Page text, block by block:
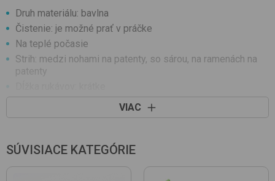
Druh materiálu: bavlna
Čistenie: je možné prať v práčke
Na teplé počasie
Strih: medzi nohami na patenty, so sárou, na ramenách na
patenty
Ozdoba: vzorovaná látka
Výrobok je vyrobený s patentom,bez obsahu niklu. Patent
citlivých detí.
VIAC
SÚVISIACE KATEGÓRIE